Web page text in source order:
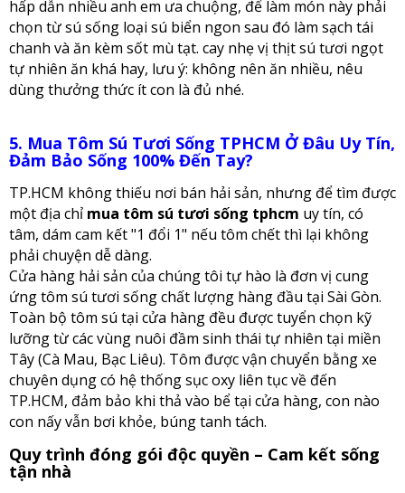
hấp dẫn nhiều anh em ưa chuộng, để làm món này phải
chọn từ sú sống loại sú biển ngon sau đó làm sạch tái
chanh và ăn kèm sốt mù tạt. cay nhẹ vị thịt sú tươi ngọt
tự nhiên ăn khá hay, lưu ý: không nên ăn nhiều, nêu
dùng thưởng thức ít con là đủ nhé.
5. Mua Tôm Sú Tươi Sống TPHCM Ở Đâu Uy Tín,
Đảm Bảo Sống 100% Đến Tay?
TP.HCM không thiếu nơi bán hải sản, nhưng để tìm được
một địa chỉ mua tôm sú tươi sống tphcm uy tín, có
tâm, dám cam kết "1 đổi 1" nếu tôm chết thì lại không
phải chuyện dễ dàng.
Cửa hàng hải sản của chúng tôi tự hào là đơn vị cung
ứng tôm sú tươi sống chất lượng hàng đầu tại Sài Gòn.
Toàn bộ tôm sú tại cửa hàng đều được tuyển chọn kỹ
lưỡng từ các vùng nuôi đầm sinh thái tự nhiên tại miền
Tây (Cà Mau, Bạc Liêu). Tôm được vận chuyển bằng xe
chuyên dụng có hệ thống sục oxy liên tục về đến
TP.HCM, đảm bảo khi thả vào bể tại cửa hàng, con nào
con nấy vẫn bơi khỏe, búng tanh tách.
Quy trình đóng gói độc quyền – Cam kết sống
tận nhà